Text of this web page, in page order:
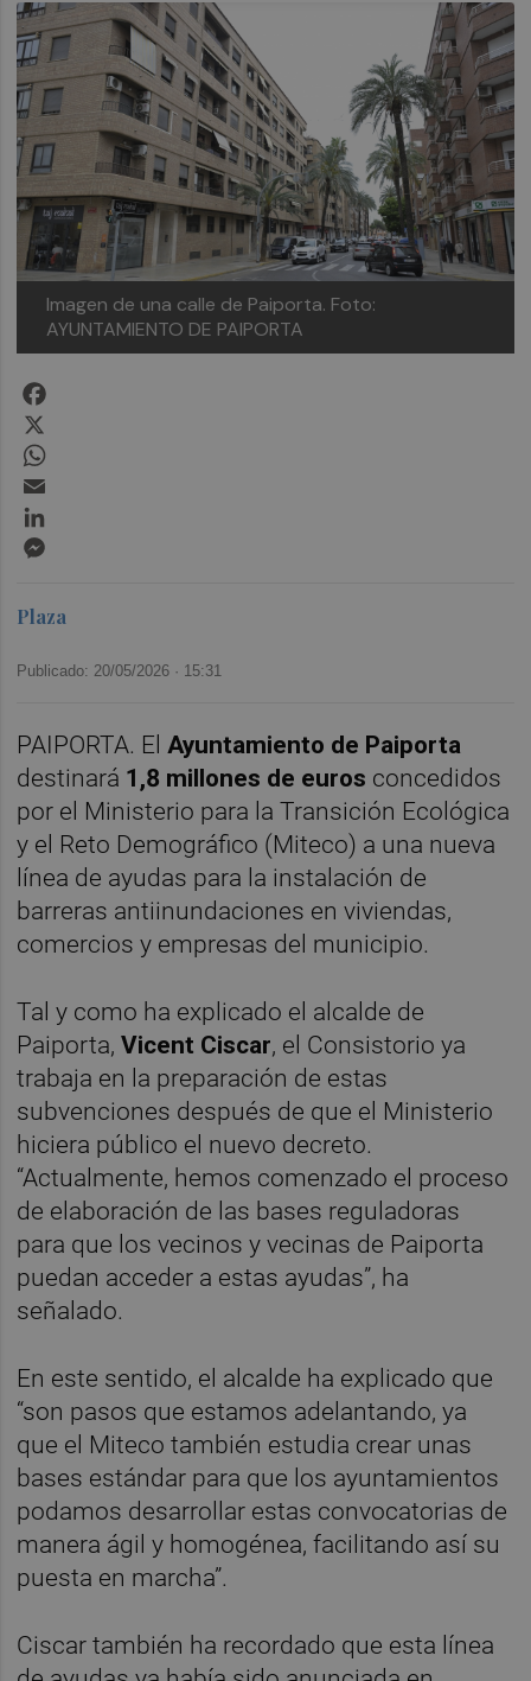
Imagen de una calle de Paiporta. Foto:
AYUNTAMIENTO DE PAIPORTA
Plaza
Publicado: 20/05/2026 · 15:31
PAIPORTA. ElAyuntamiento de Paiporta
destinará 1,8 millones de euros concedidos
por el Ministerio para la Transición Ecológica
y el Reto Demográfico (Miteco) a una nueva
línea de ayudas para la instalación de
barreras antiinundaciones en viviendas,
comercios y empresas del municipio.
Tal y como ha explicado el alcalde de
Paiporta,Vicent Ciscar, el Consistorio ya
trabaja en la preparación de estas
subvenciones después de que el Ministerio
hiciera público el nuevo decreto.
“Actualmente, hemos comenzado el proceso
de elaboración de las bases reguladoras
para que los vecinos y vecinas de Paiporta
puedan acceder a estas ayudas”, ha
señalado.
En este sentido, el alcalde ha explicado que
“son pasos que estamos adelantando, ya
que el Miteco también estudia crear unas
bases estándar para que los ayuntamientos
podamos desarrollar estas convocatorias de
manera ágil y homogénea, facilitando así su
puesta en marcha”.
Ciscar también ha recordado que esta línea